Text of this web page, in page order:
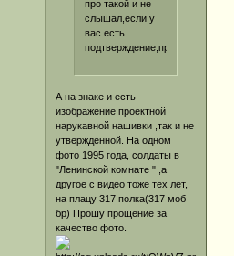
про такой и не
слышал,если у
вас есть
подтверждение,пришлите.
А на знаке и есть
изображение проектной
нарукавной нашивки ,так и не
утвержденной. На одном
фото 1995 года, солдаты в
"Ленинской комнате " ,а
другое с видео тоже тех лет,
на плацу 317 полка(317 моб
бр) Прошу прощение за
качество фото.